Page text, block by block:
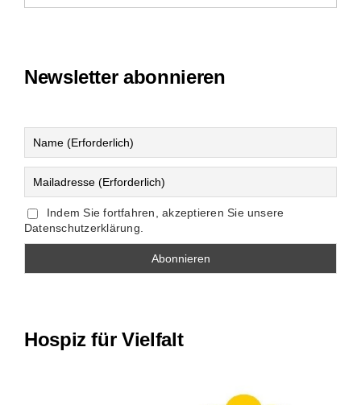
Newsletter abonnieren
Indem Sie fortfahren, akzeptieren Sie unsere
Datenschutzerklärung.
Hospiz für Vielfalt